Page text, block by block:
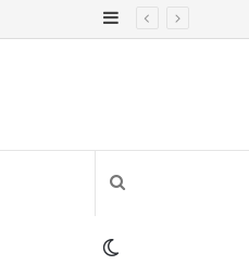
إضافة
بحث
عنالوضع